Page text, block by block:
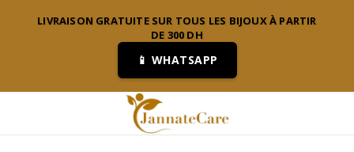
LIVRAISON GRATUITE SUR TOUS LES BIJOUX À PARTIR
DE 300 DH
📱 WHATSAPP